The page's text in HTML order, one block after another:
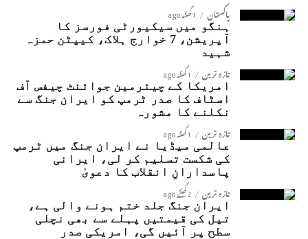
پاکستان 1 گھنٹہ ago
ہنگو میں سیکیورٹی فورسز کا
آپریشن، 7 خوارج ہلاک، کیپٹن حمزہ
شہید
تازہ ترین 1 گھنٹہ ago
امریکا کے چیئرمین جوائنٹ چیفس آف
اسٹاف کا صدر ٹرمپ کو ایران جنگ سے
نکلنے کا مشورہ
تازہ ترین 1 گھنٹہ ago
عالمی میڈیا نے ایران جنگ میں ٹرمپ
کی شکست تسلیم کر لی، ایرانی
پاسدارانِ انقلاب کا دعویٰ
تازہ ترین 2 گھنٹے ago
ایران جنگ جلد ختم ہونے والی ہے،
تیل کی قیمتیں پہلے سے بھی نچلی
سطح پر آئیں گی، امریکی صدر